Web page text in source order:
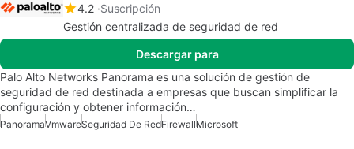
4.2 Suscripción
Gestión centralizada de seguridad de red
Descargar para
Palo Alto Networks Panorama es una solución de gestión de
seguridad de red destinada a empresas que buscan simplificar la
configuración y obtener información…
PanoramaVmwareSeguridad De RedFirewallMicrosoft